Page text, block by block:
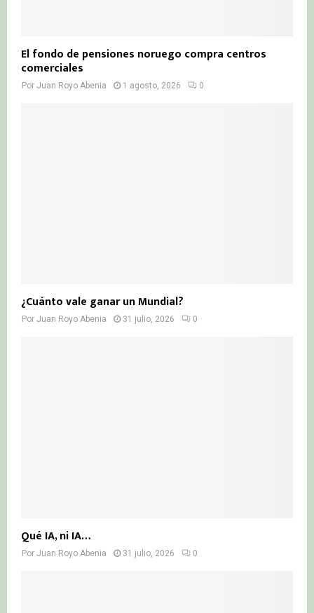
El fondo de pensiones noruego compra centros
comerciales
Por Juan Royo Abenia 1 agosto, 2026 0
¿Cuánto vale ganar un Mundial?
Por Juan Royo Abenia 31 julio, 2026 0
Qué IA, ni IA…
Por Juan Royo Abenia 31 julio, 2026 0